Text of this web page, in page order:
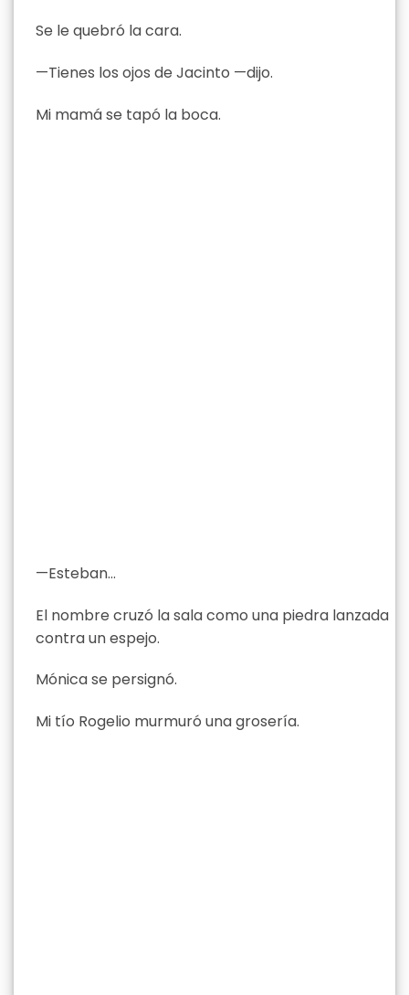
Se le quebró la cara.
—Tienes los ojos de Jacinto —dijo.
Mi mamá se tapó la boca.
—Esteban…
El nombre cruzó la sala como una piedra lanzada
contra un espejo.
Mónica se persignó.
Mi tío Rogelio murmuró una grosería.